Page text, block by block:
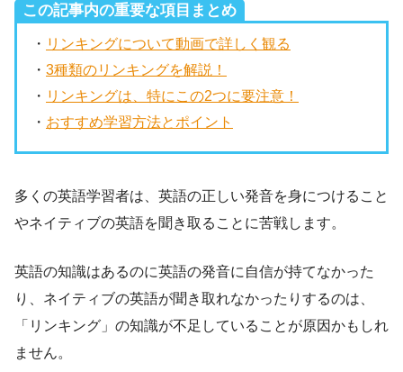
この記事内の重要な項目まとめ
・ リンキングについて動画で詳しく観る
・ 3種類のリンキングを解説！
・ リンキングは、特にこの2つに要注意！
・ おすすめ学習方法とポイント
多くの英語学習者は、英語の正しい発音を身につけること
やネイティブの英語を聞き取ることに苦戦します。
英語の知識はあるのに英語の発音に自信が持てなかった
り、ネイティブの英語が聞き取れなかったりするのは、
「リンキング」の知識が不足していることが原因かもしれ
ません。